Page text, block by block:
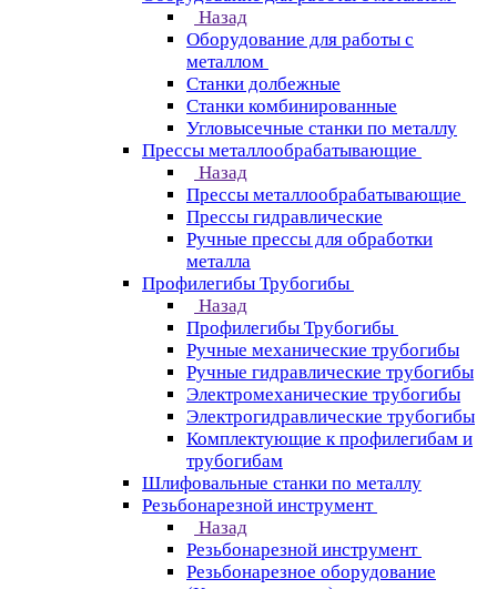
Назад
Оборудование для работы с
металлом
Станки долбежные
Станки комбинированные
Угловысечные станки по металлу
Прессы металлообрабатывающие
Назад
Прессы металлообрабатывающие
Прессы гидравлические
Ручные прессы для обработки
металла
Профилегибы Трубогибы
Назад
Профилегибы Трубогибы
Ручные механические трубогибы
Ручные гидравлические трубогибы
Электромеханические трубогибы
Электрогидравлические трубогибы
Комплектующие к профилегибам и
трубогибам
Шлифовальные станки по металлу
Резьбонарезной инструмент
Назад
Резьбонарезной инструмент
Резьбонарезное оборудование